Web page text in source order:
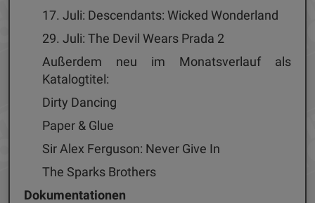
17. Juli: Descendants: Wicked Wonderland
29. Juli: The Devil Wears Prada 2
Außerdem neu im Monatsverlauf als
Katalogtitel:
Dirty Dancing
Paper & Glue
Sir Alex Ferguson: Never Give In
The Sparks Brothers
Dokumentationen